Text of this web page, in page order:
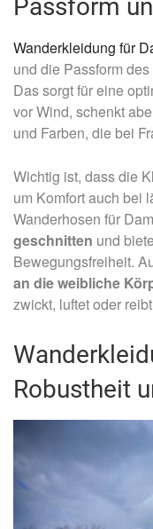
Passform
Wanderkleidung für
und die Passform
Das sorgt für eine
vor Wind, schenkt
und Farben, die bei
Wichtig ist, dass die
um Komfort auch bei
Wanderhosen für
geschnitten und
Bewegungsfreiheit.
an die weibliche
zwickt, luftet oder
Robustheit